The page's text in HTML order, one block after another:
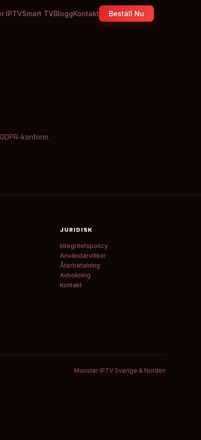
IPTVSmart TVBloggKontakt Beställ Nu
konform.
JURIDISK
Integritetspolicy
Användarvillkor
Återbetalning
Avbokning
Kontakt
Monster IPTV Sverige & Norden